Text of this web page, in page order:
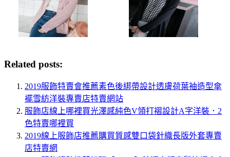
Related posts:
2019服飾特賣會推薦素色後綁帶設計透膚荷葉袖造型傘
襬雪紡洋裝專賣店特賣網站
服飾店線上哪裡買光澤感純色V領打褶設計A字洋裝．2
色特賣哪裡買
2019線上服飾店推薦購買質感雙口袋針織長版外套專賣
店特賣網